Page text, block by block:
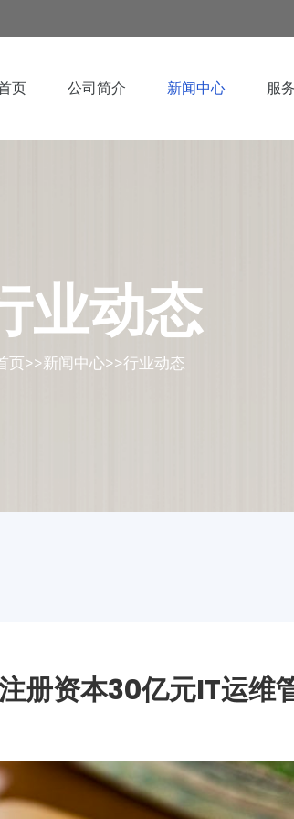
页 公司简介 新闻中心 服
业动态
页>>新闻中心>>行业动态
册资本30亿元IT运维